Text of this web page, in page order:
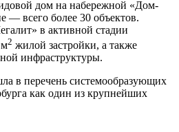
дом на набережной «Дом-
— всего более 30 объектов.
в активной стадии
м2 жилой застройки, а также
инфраструктуры.
в перечень системообразующих
как один из крупнейших